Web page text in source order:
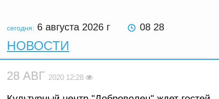
сегодня: 6 августа 2026 г 08 28
НОВОСТИ
28 АВГ 2020 12:28